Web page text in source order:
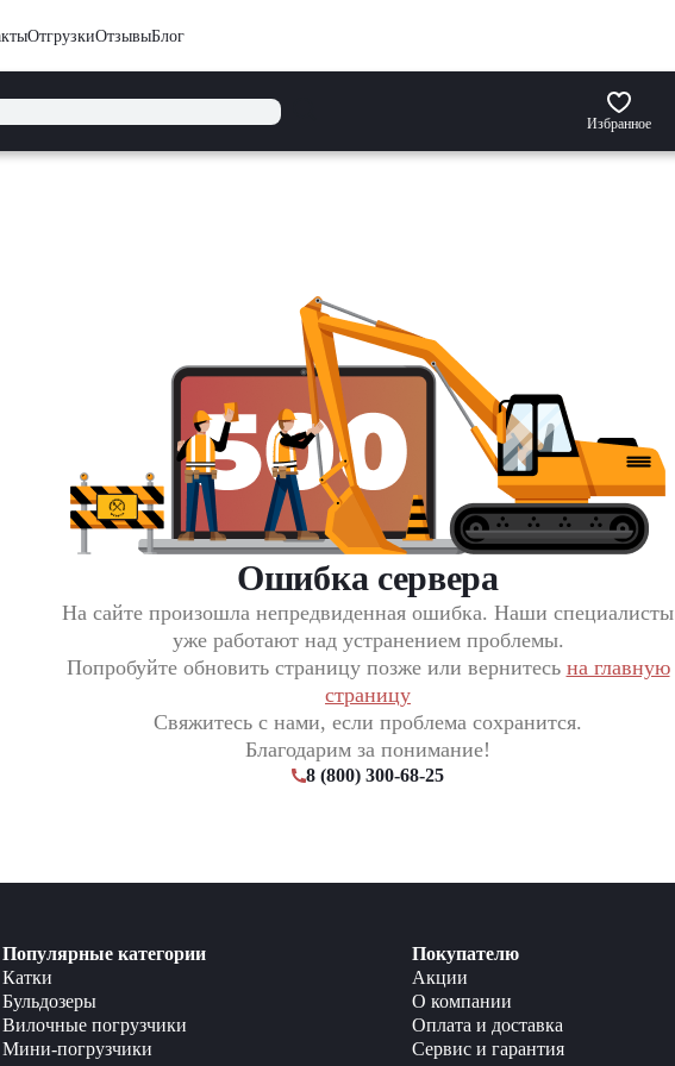
ОтгрузкиОтзывыБлог
Избранное
Ошибка сервера
На сайте произошла непредвиденная ошибка. Наши специалисты
уже работают над устранением проблемы.
Попробуйте обновить страницу позже или вернитесь на главную
страницу
Свяжитесь с нами, если проблема сохранится.
Благодарим за понимание!
8 (800) 300-68-25
Популярные категории
Катки
Бульдозеры
Вилочные погрузчики
Мини-погрузчики
Покупателю
Акции
О компании
Оплата и доставка
Сервис и гарантия